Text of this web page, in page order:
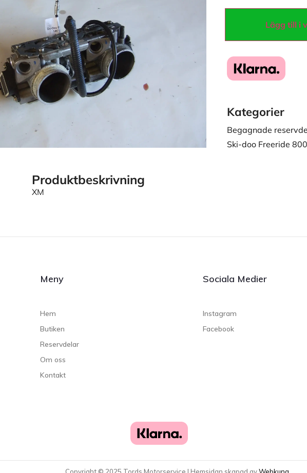
Lägg till i
Kategorier
Begagnade
Ski-doo Freeride
Produktbeskrivning
XM
Meny
Hem
Butiken
Reservdelar
Om oss
Kontakt
Sociala Medier
Instagram
Facebook